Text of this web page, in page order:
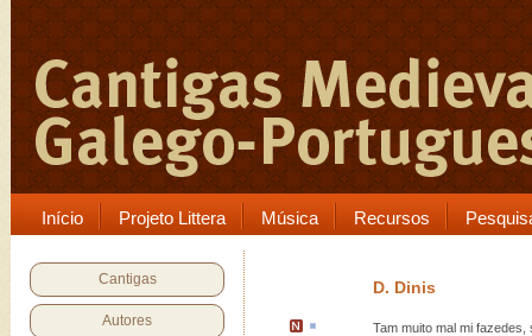
Início Projeto Littera Música Recursos
Cantigas
Autores
D. Dinis
Tam muito mal mi fazedes,